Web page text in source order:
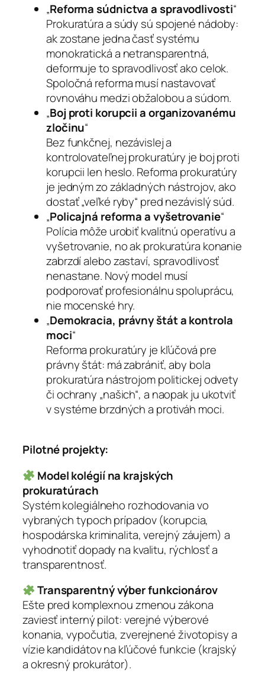
„Reforma súdnictva a spravodlivosti“
Prokuratúra a súdy sú spojené nádoby:
ak zostane jedna časť systému
monokratická a netransparentná,
deformuje to spravodlivosť ako celok.
Spoločná reforma musí nastavovať
rovnováhu medzi obžalobou a súdom.
„Boj proti korupcii a organizovanému
zločinu“
Bez funkčnej, nezávislej a
kontrolovateľnej prokuratúry je boj proti
korupcii len heslo. Reforma prokuratúry
je jedným zo základných nástrojov, ako
dostať „veľké ryby“ pred nezávislý súd.
„Policajná reforma a vyšetrovanie“
Polícia môže urobiť kvalitnú operatívu a
vyšetrovanie, no ak prokuratúra konanie
zabrzdí alebo zastaví, spravodlivosť
nenastane. Nový model musí
podporovať profesionálnu spoluprácu,
nie mocenské hry.
„Demokracia, právny štát a kontrola
moci“
Reforma prokuratúry je kľúčová pre
právny štát: má zabrániť, aby bola
prokuratúra nástrojom politickej odvety
či ochrany „našich“, a naopak ju ukotviť
v systéme brzdných a protiváh moci.
Pilotné projekty:
Model kolégií na krajských
prokuratúrach
Systém kolegiálneho rozhodovania vo
vybraných typoch prípadov (korupcia,
hospodárska kriminalita, verejný záujem) a
vyhodnotiť dopady na kvalitu, rýchlosť a
transparentnosť.
Transparentný výber funkcionárov
Ešte pred komplexnou zmenou zákona
zaviesť interný pilot: verejné výberové
konania, vypočutia, zverejnené životopisy a
vízie kandidátov na kľúčové funkcie (krajský
a okresný prokurátor).